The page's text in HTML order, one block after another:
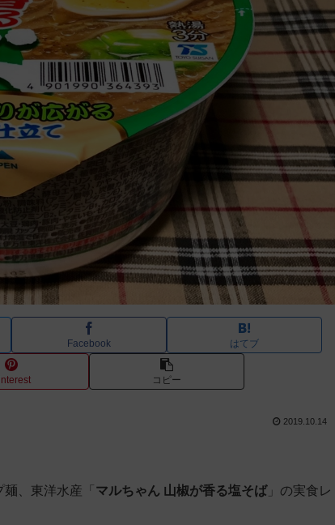
Facebook はてブ
コピー
2019.10.14
、東洋水産「 マルちゃん 山椒が香る塩そば」の実食レ